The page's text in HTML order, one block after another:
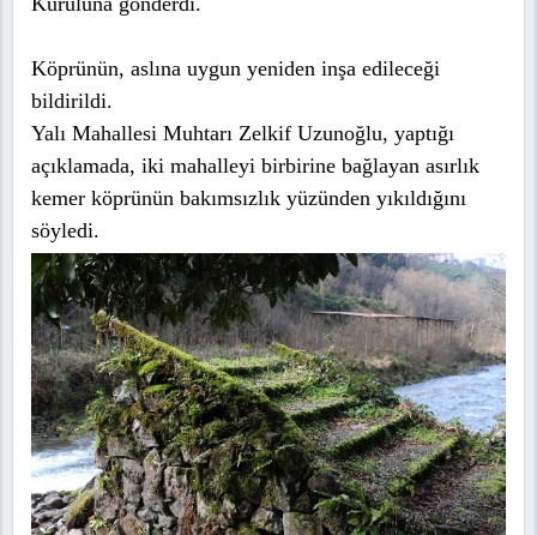
Köprünün, aslına uygun yeniden inşa edileceği
bildirildi.
Yalı Mahallesi Muhtarı Zelkif Uzunoğlu, yaptığı
açıklamada, iki mahalleyi birbirine bağlayan asırlık
kemer köprünün bakımsızlık yüzünden yıkıldığını
söyledi.